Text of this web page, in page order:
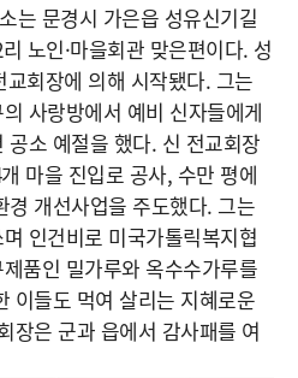
는 문경시 가은읍 성유신기길
노인·마을회관 맞은편이다. 성
회장에 의해 시작됐다. 그는
사랑방에서 예비 신자들에게
소 예절을 했다. 신 전교회장
마을 진입로 공사, 수만 평에
경 개선사업을 주도했다. 그는
인건비로 미국가톨릭복지협
품인 밀가루와 옥수수가루를
이들도 먹여 살리는 지혜로운
장은 군과 읍에서 감사패를 여